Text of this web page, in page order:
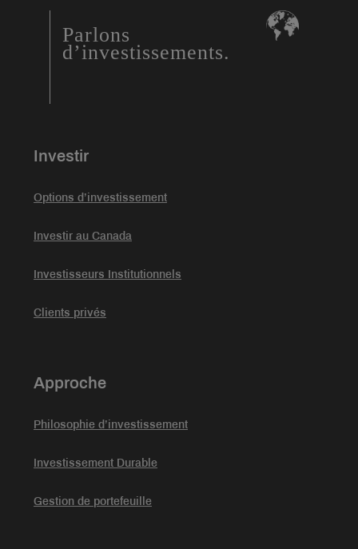
Parlons
d’investissements.
Investir
Options d’investissement
Investir au Canada
Investisseurs Institutionnels
Clients privés
Approche
Philosophie d’investissement
Investissement Durable
Gestion de portefeuille